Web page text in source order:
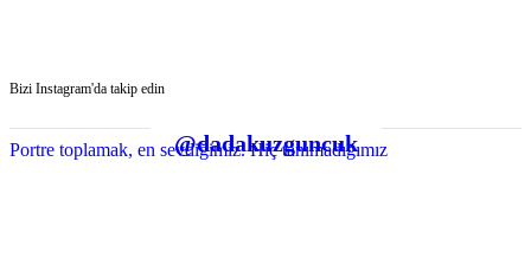
Bizi Instagram'da takip edin
@dadakuzguncuk
Portre toplamak, en sevdiğimiz. Hiç tanımadığımız